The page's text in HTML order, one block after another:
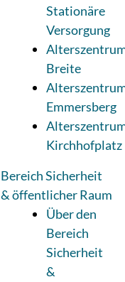
Stationäre
Versorgung
Breite
Emmersberg
Kirchhofplatz
Bereich Sicherheit
& öffentlicher Raum
Über den
Bereich
Sicherheit
&